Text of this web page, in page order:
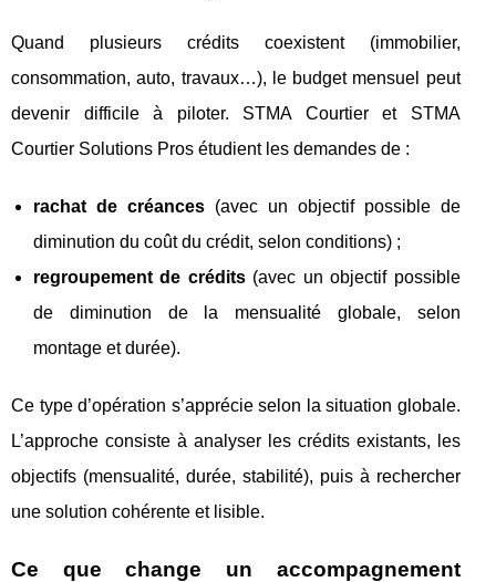
Quand plusieurs crédits coexistent (immobilier,
consommation, auto, travaux…), le budget mensuel peut
devenir difficile à piloter. STMA Courtier et STMA
Courtier Solutions Pros étudient les demandes de :
rachat de créances(avec un objectif possible de
diminution du coût du crédit, selon conditions) ;
regroupement de crédits(avec un objectif possible
de diminution de la mensualité globale, selon
montage et durée).
Ce type d’opération s’apprécie selon la situation globale.
L’approche consiste à analyser les crédits existants, les
objectifs (mensualité, durée, stabilité), puis à rechercher
une solution cohérente et lisible.
Ce que change un accompagnement